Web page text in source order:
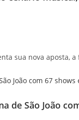
sua nova aposta,
de São João